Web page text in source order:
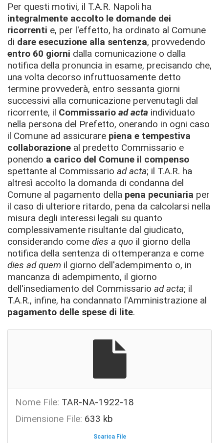
Per questi motivi, il T.A.R. Napoli ha
integralmente accolto le domande dei
ricorrenti e, per l'effetto, ha ordinato al Comune
di dare esecuzione alla sentenza, provvedendo
entro 60 giorni dalla comunicazione o dalla
notifica della pronuncia in esame, precisando che,
una volta decorso infruttuosamente detto
termine provvederà, entro sessanta giorni
successivi alla comunicazione pervenutagli dal
ricorrente, il Commissario ad acta individuato
nella persona del Prefetto, onerando in ogni caso
il Comune ad assicurare piena e tempestiva
collaborazione al predetto Commissario e
ponendo a carico del Comune il compenso
spettante al Commissario ad acta; il T.A.R. ha
altresì accolto la domanda di condanna del
Comune al pagamento della pena pecuniaria per
il caso di ulteriore ritardo, pena da calcolarsi nella
misura degli interessi legali su quanto
complessivamente risultante dal giudicato,
considerando come dies a quo il giorno della
notifica della sentenza di ottemperanza e come
dies ad quem il giorno dell'adempimento o, in
mancanza di adempimento, il giorno
dell'insediamento del Commissario ad acta; il
T.A.R., infine, ha condannato l'Amministrazione al
pagamento delle spese di lite.
Nome File: TAR-NA-1922-18
Dimensione File: 633 kb
Scarica File